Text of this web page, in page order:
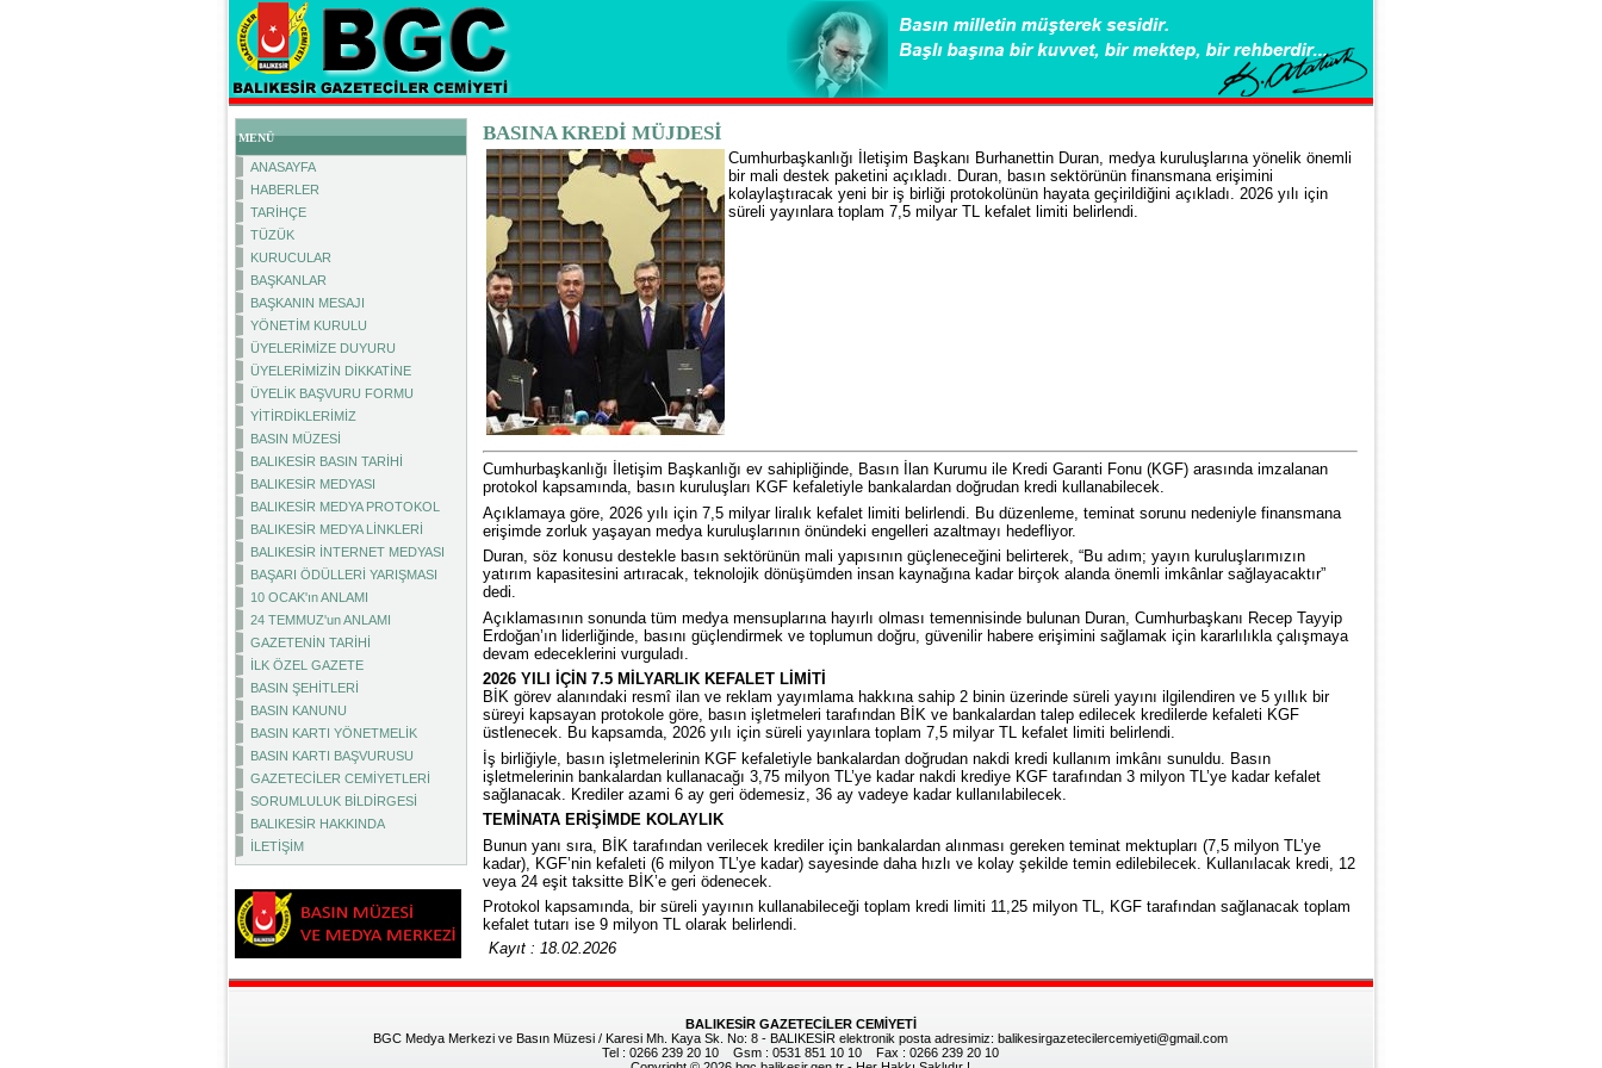
MENÜ
ANASAYFA
HABERLER
TARİHÇE
TÜZÜK
KURUCULAR
BAŞKANLAR
BAŞKANIN MESAJI
YÖNETİM KURULU
ÜYELERİMİZE DUYURU
ÜYELERİMİZİN DİKKATİNE
ÜYELİK BAŞVURU FORMU
YİTİRDİKLERİMİZ
BASIN MÜZESİ
BALIKESİR BASIN TARİHİ
BALIKESİR MEDYASI
BALIKESİR MEDYA PROTOKOL
BALIKESİR MEDYA LİNKLERİ
BALIKESİR İNTERNET MEDYASI
BAŞARI ÖDÜLLERİ YARIŞMASI
10 OCAK'ın ANLAMI
24 TEMMUZ'un ANLAMI
GAZETENİN TARİHİ
İLK ÖZEL GAZETE
BASIN ŞEHİTLERİ
BASIN KANUNU
BASIN KARTI YÖNETMELİK
BASIN KARTI BAŞVURUSU
GAZETECİLER CEMİYETLERİ
SORUMLULUK BİLDİRGESİ
BALIKESİR HAKKINDA
İLETİŞİM
BASINA KREDİ MÜJDESİ
Cumhurbaşkanlığı İletişim Başkanı Burhanettin Duran, medya kuruluşlarına yönelik önemli
bir mali destek paketini açıkladı. Duran, basın sektörünün finansmana erişimini
kolaylaştıracak yeni bir iş birliği protokolünün hayata geçirildiğini açıkladı. 2026 yılı için
süreli yayınlara toplam 7,5 milyar TL kefalet limiti belirlendi.
Cumhurbaşkanlığı İletişim Başkanlığı ev sahipliğinde, Basın İlan Kurumu ile Kredi Garanti Fonu (KGF) arasında imzalanan
protokol kapsamında, basın kuruluşları KGF kefaletiyle bankalardan doğrudan kredi kullanabilecek.
Açıklamaya göre, 2026 yılı için 7,5 milyar liralık kefalet limiti belirlendi. Bu düzenleme, teminat sorunu nedeniyle finansmana
erişimde zorluk yaşayan medya kuruluşlarının önündeki engelleri azaltmayı hedefliyor.
Duran, söz konusu destekle basın sektörünün mali yapısının güçleneceğini belirterek, “Bu adım; yayın kuruluşlarımızın
yatırım kapasitesini artıracak, teknolojik dönüşümden insan kaynağına kadar birçok alanda önemli imkânlar sağlayacaktır”
dedi.
Açıklamasının sonunda tüm medya mensuplarına hayırlı olması temennisinde bulunan Duran, Cumhurbaşkanı Recep Tayyip
Erdoğan’ın liderliğinde, basını güçlendirmek ve toplumun doğru, güvenilir habere erişimini sağlamak için kararlılıkla çalışmaya
devam edeceklerini vurguladı.
2026 YILI İÇİN 7.5 MİLYARLIK KEFALET LİMİTİ
BİK görev alanındaki resmî ilan ve reklam yayımlama hakkına sahip 2 binin üzerinde süreli yayını ilgilendiren ve 5 yıllık bir
süreyi kapsayan protokole göre, basın işletmeleri tarafından BİK ve bankalardan talep edilecek kredilerde kefaleti KGF
üstlenecek. Bu kapsamda, 2026 yılı için süreli yayınlara toplam 7,5 milyar TL kefalet limiti belirlendi.
İş birliğiyle, basın işletmelerinin KGF kefaletiyle bankalardan doğrudan nakdi kredi kullanım imkânı sunuldu. Basın
işletmelerinin bankalardan kullanacağı 3,75 milyon TL’ye kadar nakdi krediye KGF tarafından 3 milyon TL’ye kadar kefalet
sağlanacak. Krediler azami 6 ay geri ödemesiz, 36 ay vadeye kadar kullanılabilecek.
TEMİNATA ERİŞİMDE KOLAYLIK
Bunun yanı sıra, BİK tarafından verilecek krediler için bankalardan alınması gereken teminat mektupları (7,5 milyon TL’ye
kadar), KGF’nin kefaleti (6 milyon TL’ye kadar) sayesinde daha hızlı ve kolay şekilde temin edilebilecek. Kullanılacak kredi, 12
veya 24 eşit taksitte BİK’e geri ödenecek.
Protokol kapsamında, bir süreli yayının kullanabileceği toplam kredi limiti 11,25 milyon TL, KGF tarafından sağlanacak toplam
kefalet tutarı ise 9 milyon TL olarak belirlendi.
Kayıt : 18.02.2026
BALIKESİR GAZETECİLER CEMİYETİ
BGC Medya Merkezi ve Basın Müzesi / Karesi Mh. Kaya Sk. No: 8 - BALIKESİR elektronik posta adresimiz: balikesirgazetecilercemiyeti@gmail.com
Tel : 0266 239 20 10 Gsm : 0531 851 10 10 Fax : 0266 239 20 10